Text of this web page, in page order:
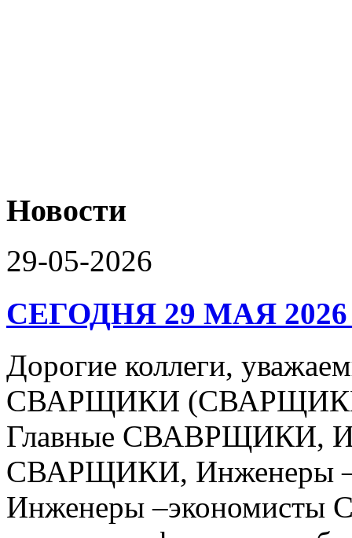
Новости
29-05-2026
СЕГОДНЯ 29 МАЯ
Дорогие коллеги,
СВАРЩИКИ (СВАРЩИКИ
Главные СВАВРЩИКИ,
СВАРЩИКИ, Инженеры
Инженеры